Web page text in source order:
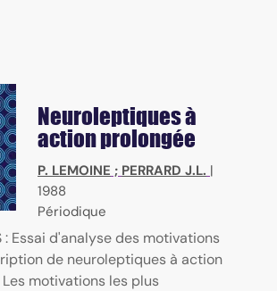
Neuroleptiques à
action prolongée
P. LEMOINE ; PERRARD J.L. |
1988
Périodique
: Essai d'analyse des motivations
de neuroleptiques à action
motivations les plus